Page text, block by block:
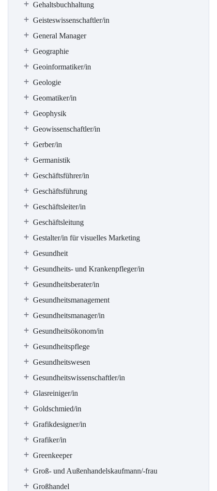
Gehaltsbuchhaltung
Geisteswissenschaftler/in
General Manager
Geographie
Geoinformatiker/in
Geologie
Geomatiker/in
Geophysik
Geowissenschaftler/in
Gerber/in
Germanistik
Geschäftsführer/in
Geschäftsführung
Geschäftsleiter/in
Geschäftsleitung
Gestalter/in für visuelles Marketing
Gesundheit
Gesundheits- und Krankenpfleger/in
Gesundheitsberater/in
Gesundheitsmanagement
Gesundheitsmanager/in
Gesundheitsökonom/in
Gesundheitspflege
Gesundheitswesen
Gesundheitswissenschaftler/in
Glasreiniger/in
Goldschmied/in
Grafikdesigner/in
Grafiker/in
Greenkeeper
Groß- und Außenhandelskaufmann/-frau
Großhandel